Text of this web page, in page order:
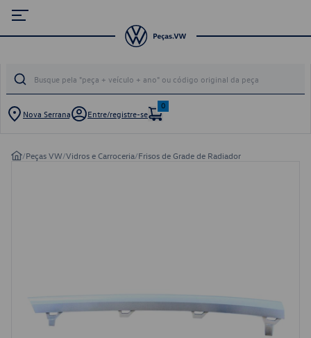
Nova Serrana Entre/registre-se
0
/Peças VW/Vidros e Carroceria/Frisos de Grade de Radiador